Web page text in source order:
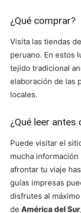
¿Qué comprar?
Visita las tiendas
peruano. En estos
tejido tradicional
elaboración de las
locales.
¿Qué leer antes
Puede visitar el
mucha
afrontar tu viaje
guías impresas
disfrutes al
de América del Sur